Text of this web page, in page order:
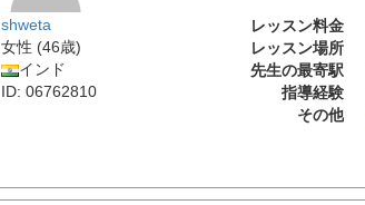
shweta
女性 (46歳)
インド
ID: 06762810
レッスン料金
レッスン場所
先生の最寄駅
指導経験
その他